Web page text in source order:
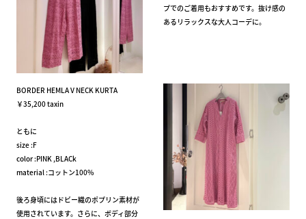
プでのご着用もおすすめです。抜け感の
あるリラックスな大人コーデに。
BORDER HEMLA V NECK KURTA
￥35,200 taxin
ともに
size :F
color :PINK ,BLACk
material :コットン100%
後ろ身頃にはドビー織のポプリン素材が
使用されています。さらに、ボディ部分